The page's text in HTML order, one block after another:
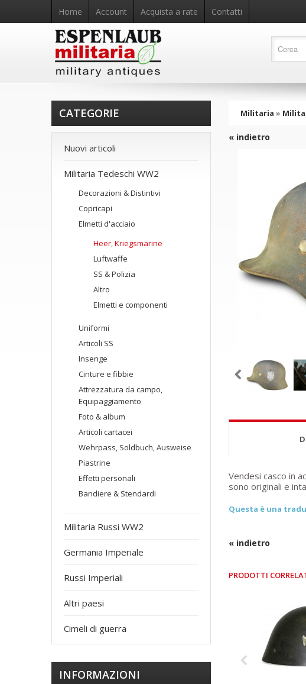
Home Account Acquista a rate Contatti
Militaria »
« indietro
Vendesi casco in
sono originali e
Questa è una
« indietro
PRODOTTI
CATEGORIE
Nuovi articoli
Militaria Tedeschi WW2
Decorazioni & Distintivi
Copricapi
Elmetti d'acciaio
Heer, Kriegsmarine
Luftwaffe
SS & Polizia
Altro
Elmetti e componenti
Uniformi
Articoli SS
Insenge
Cinture e fibbie
Attrezzatura da campo,
Equipaggiamento
Foto & album
Articoli cartacei
Wehrpass, Soldbuch, Ausweise
Piastrine
Effetti personali
Bandiere & Stendardi
Militaria Russi WW2
Germania Imperiale
Russi Imperiali
Altri paesi
Cimeli di guerra
INFORMAZIONI